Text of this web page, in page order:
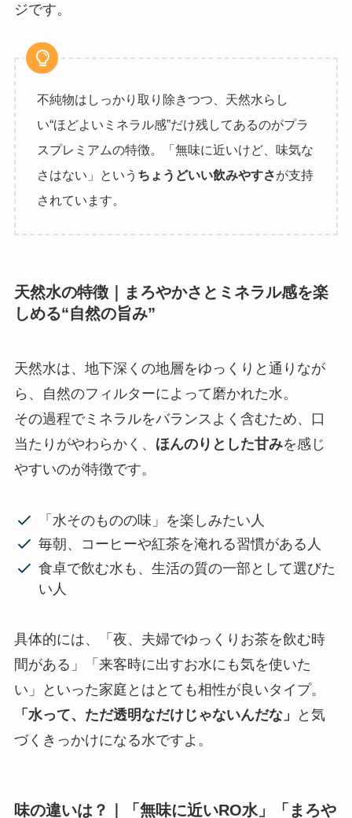
ジです。
不純物はしっかり取り除きつつ、天然水らし
い“ほどよいミネラル感”だけ残してあるのがプラ
スプレミアムの特徴。「無味に近いけど、味気な
さはない」という ちょうどいい飲みやすさが支持
されています。
天然水の特徴｜まろやかさとミネラル感を楽
しめる“自然の旨み”
天然水は、地下深くの地層をゆっくりと通りなが
ら、自然のフィルターによって磨かれた水。
その過程でミネラルをバランスよく含むため、口
当たりがやわらかく、 ほんのりとした甘みを感じ
やすいのが特徴です。
「水そのものの味」を楽しみたい人
毎朝、コーヒーや紅茶を淹れる習慣がある人
食卓で飲む水も、生活の質の一部として選びた
い人
具体的には、「夜、夫婦でゆっくりお茶を飲む時
間がある」「来客時に出すお水にも気を使いた
い」といった家庭とはとても相性が良いタイプ。
「水って、ただ透明なだけじゃないんだな」
と気
づくきっかけになる水ですよ。
味の違いは？｜「無味に近いRO水」「まろや